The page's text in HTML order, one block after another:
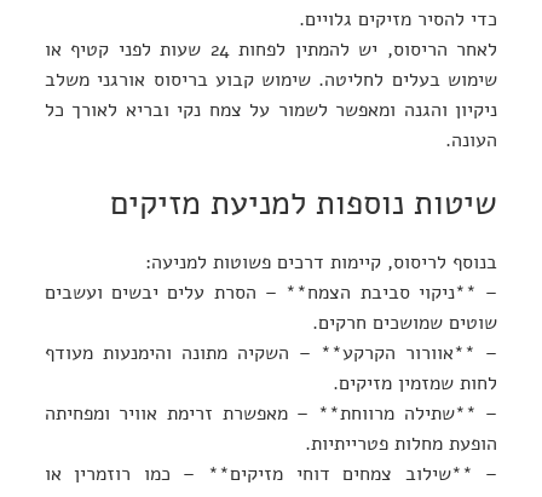
כדי להסיר מזיקים גלויים.
לאחר הריסוס, יש להמתין לפחות 24 שעות לפני קטיף או
שימוש בעלים לחליטה. שימוש קבוע בריסוס אורגני משלב
ניקיון והגנה ומאפשר לשמור על צמח נקי ובריא לאורך כל
העונה.
שיטות נוספות למניעת מזיקים
בנוסף לריסוס, קיימות דרכים פשוטות למניעה:
– **ניקוי סביבת הצמח** – הסרת עלים יבשים ועשבים
שוטים שמושכים חרקים.
– **אוורור הקרקע** – השקיה מתונה והימנעות מעודף
לחות שמזמין מזיקים.
– **שתילה מרווחת** – מאפשרת זרימת אוויר ומפחיתה
הופעת מחלות פטרייתיות.
– **שילוב צמחים דוחי מזיקים** – כמו רוזמרין או